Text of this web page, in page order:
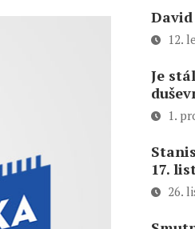
12.
Je
1.
17.
26.